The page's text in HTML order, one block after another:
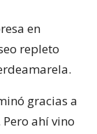
en
repleto
gracias a
Pero ahí vino